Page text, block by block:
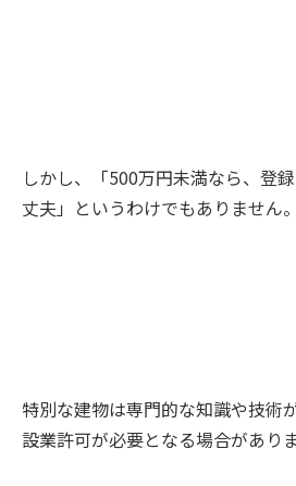
しかし、「500万円未満なら、登
丈夫」というわけでもありません。
特別な建物は専門的な知識や技術
設業許可が必要となる場合がありま